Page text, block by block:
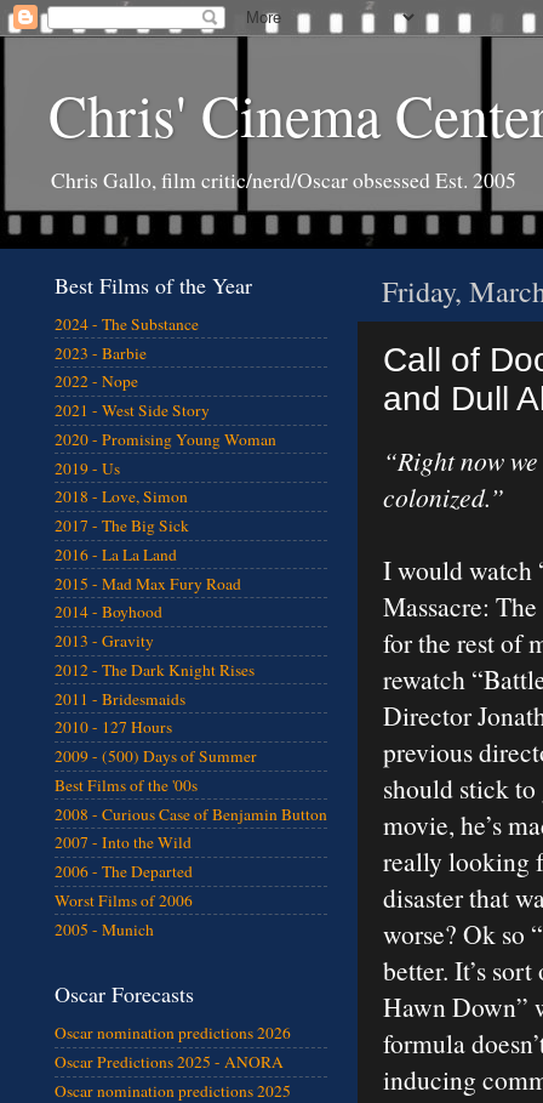
Chris' Cinema
Chris Gallo, film critic/nerd/Oscar obsessed Est. 2005
Friday,
Call of
and Dull
“Right now
colonized.”
I would watch
Massacre:
for the rest of
rewatch
Director
previous
should stick
movie, he’s
really looking
disaster that
worse? Ok so
better. It’s
Hawn Down”
formula
inducing
Best Films of the Year
2024 - The Substance
2023 - Barbie
2022 - Nope
2021 - West Side Story
2020 - Promising Young Woman
2019 - Us
2018 - Love, Simon
2017 - The Big Sick
2016 - La La Land
2015 - Mad Max Fury Road
2014 - Boyhood
2013 - Gravity
2012 - The Dark Knight Rises
2011 - Bridesmaids
2010 - 127 Hours
2009 - (500) Days of Summer
Best Films of the '00s
2008 - Curious Case of Benjamin Button
2007 - Into the Wild
2006 - The Departed
Worst Films of 2006
2005 - Munich
Oscar Forecasts
Oscar nomination predictions 2026
Oscar Predictions 2025 - ANORA
Oscar nomination predictions 2025